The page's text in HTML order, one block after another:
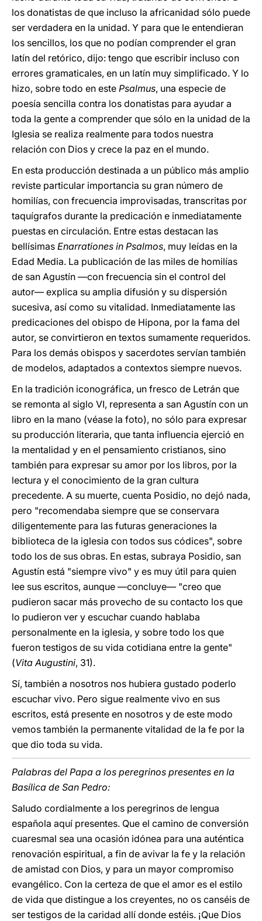
los donatistas de que incluso la africanidad sólo puede
ser verdadera en la unidad. Y para que le entendieran
los sencillos, los que no podían comprender el gran
latín del retórico, dijo: tengo que escribir incluso con
errores gramaticales, en un latín muy simplificado. Y lo
hizo, sobre todo en este Psalmus, una especie de
poesía sencilla contra los donatistas para ayudar a
toda la gente a comprender que sólo en la unidad de la
Iglesia se realiza realmente para todos nuestra
relación con Dios y crece la paz en el mundo.
En esta producción destinada a un público más amplio
reviste particular importancia su gran número de
homilías, con frecuencia improvisadas, transcritas por
taquígrafos durante la predicación e inmediatamente
puestas en circulación. Entre estas destacan las
bellísimas Enarrationes in Psalmos, muy leídas en la
Edad Media. La publicación de las miles de homilías
de san Agustín —con frecuencia sin el control del
autor— explica su amplia difusión y su dispersión
sucesiva, así como su vitalidad. Inmediatamente las
predicaciones del obispo de Hipona, por la fama del
autor, se convirtieron en textos sumamente requeridos.
Para los demás obispos y sacerdotes servían también
de modelos, adaptados a contextos siempre nuevos.
En la tradición iconográfica, un fresco de Letrán que
se remonta al siglo VI, representa a san Agustín con un
libro en la mano (véase la foto), no sólo para expresar
su producción literaria, que tanta influencia ejerció en
la mentalidad y en el pensamiento cristianos, sino
también para expresar su amor por los libros, por la
lectura y el conocimiento de la gran cultura
precedente. A su muerte, cuenta Posidio, no dejó nada,
pero "recomendaba siempre que se conservara
diligentemente para las futuras generaciones la
biblioteca de la iglesia con todos sus códices", sobre
todo los de sus obras. En estas, subraya Posidio, san
Agustín está "siempre vivo" y es muy útil para quien
lee sus escritos, aunque —concluye— "creo que
pudieron sacar más provecho de su contacto los que
lo pudieron ver y escuchar cuando hablaba
personalmente en la iglesia, y sobre todo los que
fueron testigos de su vida cotidiana entre la gente"
(Vita Augustini, 31).
Sí, también a nosotros nos hubiera gustado poderlo
escuchar vivo. Pero sigue realmente vivo en sus
escritos, está presente en nosotros y de este modo
vemos también la permanente vitalidad de la fe por la
que dio toda su vida.
Palabras del Papa a los peregrinos presentes en la
Basílica de San Pedro:
Saludo cordialmente a los peregrinos de lengua
española aquí presentes. Que el camino de conversión
cuaresmal sea una ocasión idónea para una auténtica
renovación espiritual, a fin de avivar la fe y la relación
de amistad con Dios, y para un mayor compromiso
evangélico. Con la certeza de que el amor es el estilo
de vida que distingue a los creyentes, no os canséis de
ser testigos de la caridad allí donde estéis. ¡Que Dios